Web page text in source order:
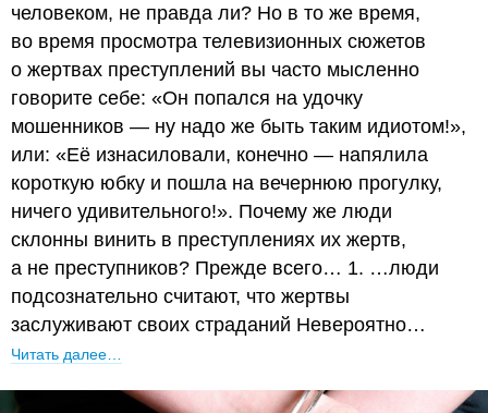
человеком, не правда ли? Но в то же время,
во время просмотра телевизионных сюжетов
о жертвах преступлений вы часто мысленно
говорите себе: «Он попался на удочку
мошенников — ну надо же быть таким идиотом!»,
или: «Её изнасиловали, конечно — напялила
короткую юбку и пошла на вечернюю прогулку,
ничего удивительного!». Почему же люди
склонны винить в преступлениях их жертв,
а не преступников? Прежде всего… 1. …люди
подсознательно считают, что жертвы
заслуживают своих страданий Невероятно…
Читать далее…